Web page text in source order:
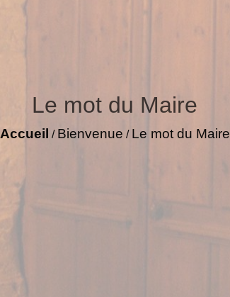
Le mot du Maire
Accueil / Bienvenue / Le mot du Maire